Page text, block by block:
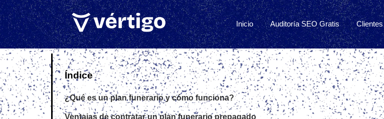
Inicio Auditoría SEO Gratis Clientes
Índice
¿Qué es un plan funerario y cómo funciona?
Ventajas de contratar un plan funerario prepagado